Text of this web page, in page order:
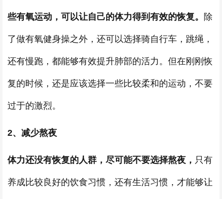
些有氧运动，可以让自己的体力得到有效的恢复。 除
了做有氧健身操之外，还可以选择骑自行车，跳绳，
还有慢跑，都能够有效提升肺部的活力。但在刚刚恢
复的时候，还是应该选择一些比较柔和的运动，不要
过于的激烈。
2、减少熬夜
体力还没有恢复的人群，尽可能不要选择熬夜， 只有
养成比较良好的饮食习惯，还有生活习惯，才能够让